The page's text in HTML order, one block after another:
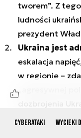
Cyberataki Wycieki
tworem”. Z
ludności
prezydent
Ukraina jest
eskalacja
w regionie –
„agresywnej
dozbrojenia
cyberatak na
się USA i